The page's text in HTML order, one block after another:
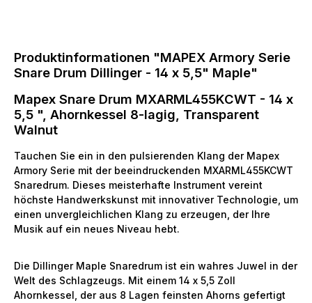
Produktinformationen "MAPEX Armory Serie
Snare Drum Dillinger - 14 x 5,5" Maple"
Mapex Snare Drum MXARML455KCWT - 14 x
5,5 ", Ahornkessel 8-lagig, Transparent
Walnut
Tauchen Sie ein in den pulsierenden Klang der Mapex
Armory Serie mit der beeindruckenden MXARML455KCWT
Snaredrum. Dieses meisterhafte Instrument vereint
höchste Handwerkskunst mit innovativer Technologie, um
einen unvergleichlichen Klang zu erzeugen, der Ihre
Musik auf ein neues Niveau hebt.
Die Dillinger Maple Snaredrum ist ein wahres Juwel in der
Welt des Schlagzeugs. Mit einem 14 x 5,5 Zoll
Ahornkessel, der aus 8 Lagen feinsten Ahorns gefertigt